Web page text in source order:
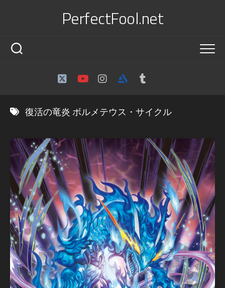
PerfectFool.net
復活の竜炎 ボルメテウス・サイクル